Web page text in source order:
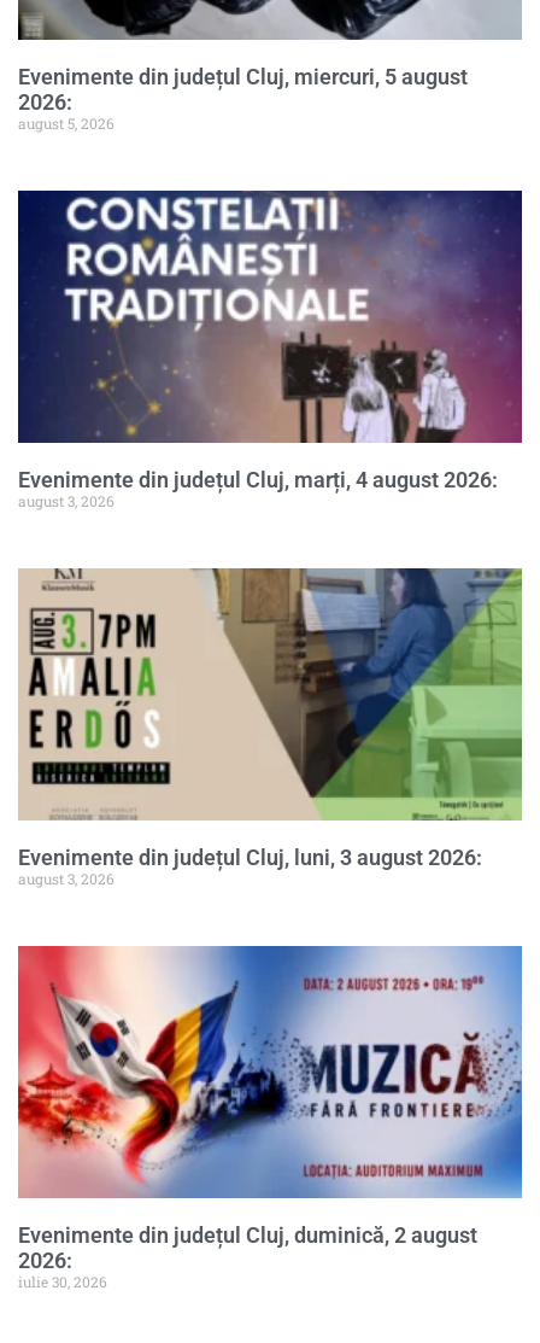
Evenimente din județul Cluj, miercuri, 5 august
2026:
august 5, 2026
Evenimente din județul Cluj, marți, 4 august 2026:
august 3, 2026
Evenimente din județul Cluj, luni, 3 august 2026:
august 3, 2026
Evenimente din județul Cluj, duminică, 2 august
2026:
iulie 30, 2026